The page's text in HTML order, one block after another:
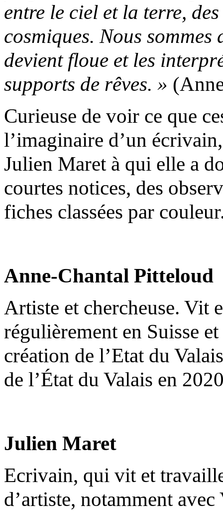
entre le ciel et la terre,
cosmiques. Nous
devient floue et les
supports de rêves. »
Curieuse de voir ce que
l’imaginaire d’un
Julien Maret à qui elle a
courtes notices, des
fiches classées par
Anne-Chantal Pitteloud
Artiste et chercheuse. Vit
régulièrement en Suisse
création de l’Etat du
de l’État du Valais en
Julien Maret
Ecrivain, qui vit et
d’artiste, notamment